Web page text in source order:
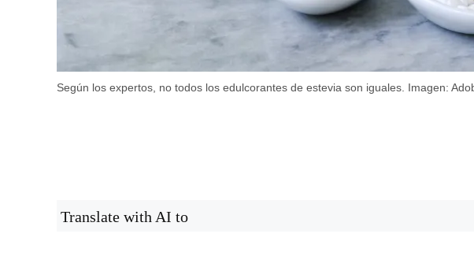
Según los expertos, no todos los edulcorantes de estevia son iguales. Imagen:
Translate with AI to